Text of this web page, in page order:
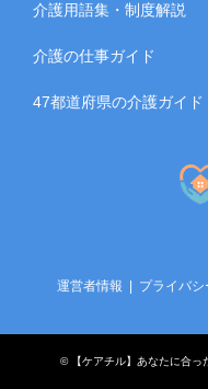
介護用語集・制度解説
介護の仕事ガイド
47都道府県の介護ガイド
運営者情報 プライバ
© 【ケアチル】あなたに合